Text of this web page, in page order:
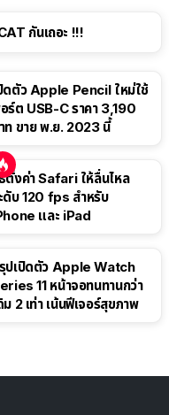
กันเถอะ !!!
ดตัว Apple Pencil ใหม่ใช้
ร์ต USB-C ราคา 3,190
ท ขาย พ.ย. 2023 นี้
ตั้งค่า Safari ให้ลื่นไหล
ดับ 120 fps สำหรับ
และ iPad
ปเปิดตัว Apple Watch
11 หน้าจอทนทานกว่า
ม 2 เท่า เน้นฟีเจอร์สุขภาพ